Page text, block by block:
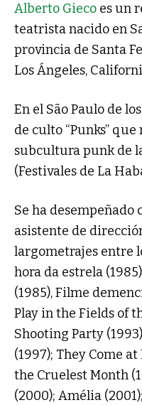
Alberto Gieco es un
teatrista nacido en
provincia de Santa
Los Ángeles,
En el São Paulo de
de culto “Punks”
subcultura punk de
(Festivales de La
Se ha
asistente de
largometrajes entre
hora da estrela
(1985), Filme
Play in the Fields of
Shooting Party
(1997); They Come
the Cruelest Month
(2000); Amélia